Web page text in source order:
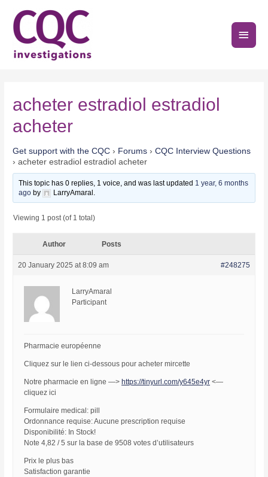
content
Main
acheter estradiol estradiol
acheter
Get support with the CQC › Forums › CQC Interview Questions
› acheter estradiol estradiol acheter
This topic has 0 replies, 1 voice, and was last updated 1 year, 6 months
ago by LarryAmaral.
Viewing 1 post (of 1 total)
Author Posts
20 January 2025 at 8:09 am #248275
LarryAmaral
Participant
Pharmacie européenne
Cliquez sur le lien ci-dessous pour acheter mircette
Notre pharmacie en ligne —> https://tinyurl.com/y645e4yr <—
cliquez ici
Formulaire medical: pill
Ordonnance requise: Aucune prescription requise
Disponibilité: In Stock!
Note 4,82 / 5 sur la base de 9508 votes d’utilisateurs
Prix le plus bas
Satisfaction garantie